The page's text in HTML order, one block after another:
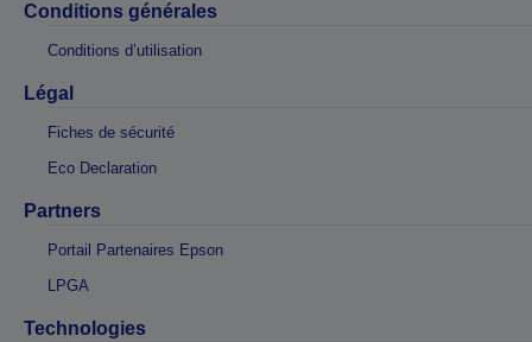
Conditions générales
Conditions d’utilisation
Légal
Fiches de sécurité
Eco Declaration
Partners
Portail Partenaires Epson
LPGA
Technologies